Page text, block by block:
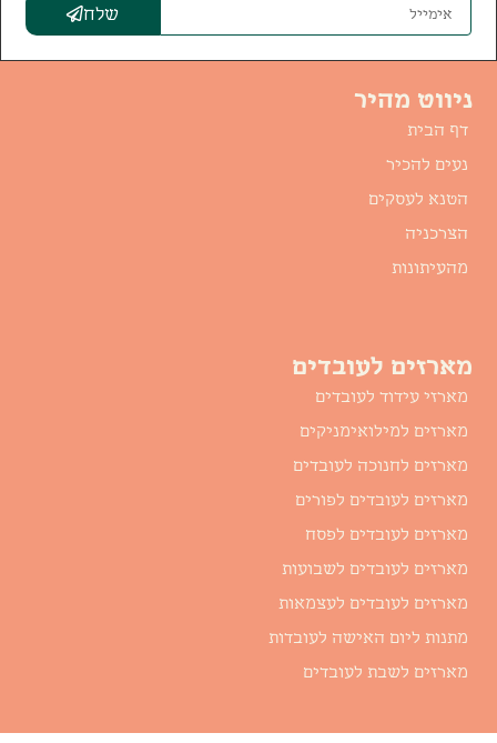
שלח
ניווט מהיר
דף הבית
נעים להכיר
הטנא לעסקים
הצרכניה
מהעיתונות
מארזים לעובדים
מארזי עידוד לעובדים
מארזים למילואימניקים
מארזים לחנוכה לעובדים
מארזים לעובדים לפורים
מארזים לעובדים לפסח
מארזים לעובדים לשבועות
מארזים לעובדים לעצמאות
מתנות ליום האישה לעובדות
מארזים לשבת לעובדים